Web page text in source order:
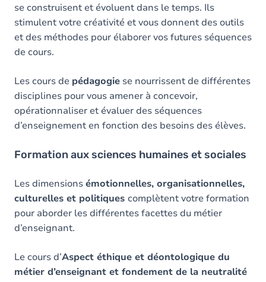
se construisent et évoluent dans le temps. Ils
stimulent votre créativité et vous donnent des outils
et des méthodes pour élaborer vos futures séquences
de cours.
Les cours de pédagogie se nourrissent de différentes
disciplines pour vous amener à concevoir,
opérationnaliser et évaluer des séquences
d’enseignement en fonction des besoins des élèves.
Formation aux sciences humaines et sociales
Les dimensionsémotionnelles, organisationnelles,
culturelles et politiques complètent votre formation
pour aborder les différentes facettes du métier
d’enseignant.
Le cours d’Aspect éthique et déontologique du
métier d’enseignant et fondement de la neutralité